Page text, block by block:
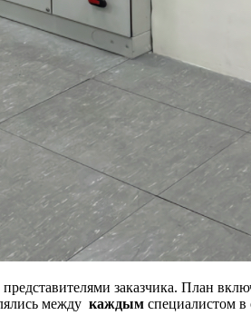
заказчика. План
между каждым специалистом в